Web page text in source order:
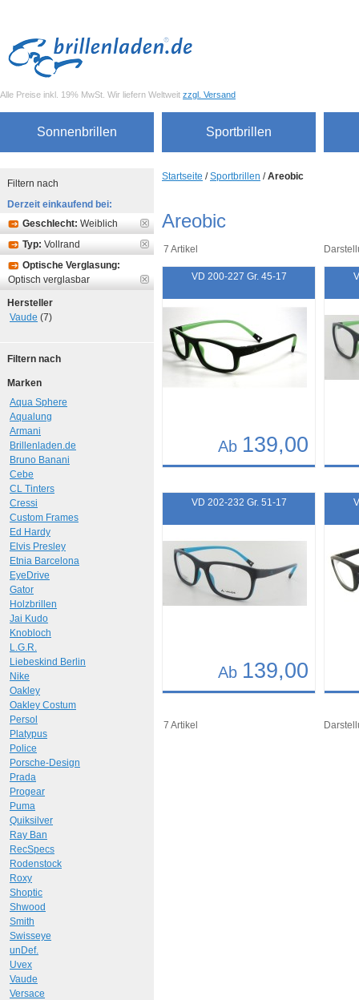
Alle Preise inkl. 19% MwSt. Wir liefern Weltweit zzgl. Versand
Sonnenbrillen Sportbrillen
Startseite /Sportbrillen /Areobic
Areobic
7 Artikel
VD 200-227 Gr. 45-17
Ab 139,00
Art.-Nr.: 10303 Art.-
VD 202-232 Gr. 51-17
Ab 139,00
Art.-Nr.: 10855 Art.-
7 Artikel
Filtern nach
Derzeit einkaufend bei:
Geschlecht: Weiblich
Typ: Vollrand
Optische Verglasung:
Optisch verglasbar
Hersteller
Vaude (7)
Filtern nach
Marken
Aqua Sphere
Aqualung
Armani
Brillenladen.de
Bruno Banani
Cebe
CL Tinters
Cressi
Custom Frames
Ed Hardy
Elvis Presley
Etnia Barcelona
EyeDrive
Gator
Holzbrillen
Jai Kudo
Knobloch
L.G.R.
Liebeskind Berlin
Nike
Oakley
Oakley Costum
Persol
Platypus
Police
Porsche-Design
Prada
Progear
Puma
Quiksilver
Ray Ban
RecSpecs
Rodenstock
Roxy
Shoptic
Shwood
Smith
Swisseye
unDef.
Uvex
Vaude
Versace